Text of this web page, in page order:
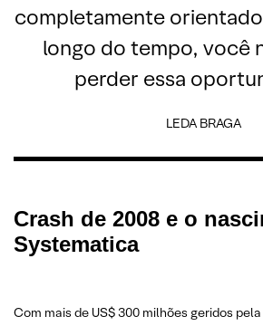
completamente
longo do tempo, você
perder essa
LEDA BRAGA
Crash de 2008 e o
Systematica
Com mais de US$ 300 milhões geridos